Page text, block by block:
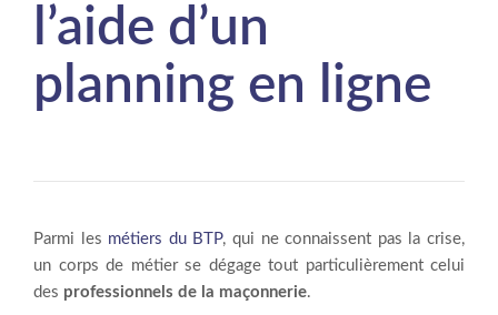
l’aide d’un
planning en ligne
Parmi les métiers du BTP, qui ne connaissent pas la crise,
un corps de métier se dégage tout particulièrement celui
des professionnels de la maçonnerie.